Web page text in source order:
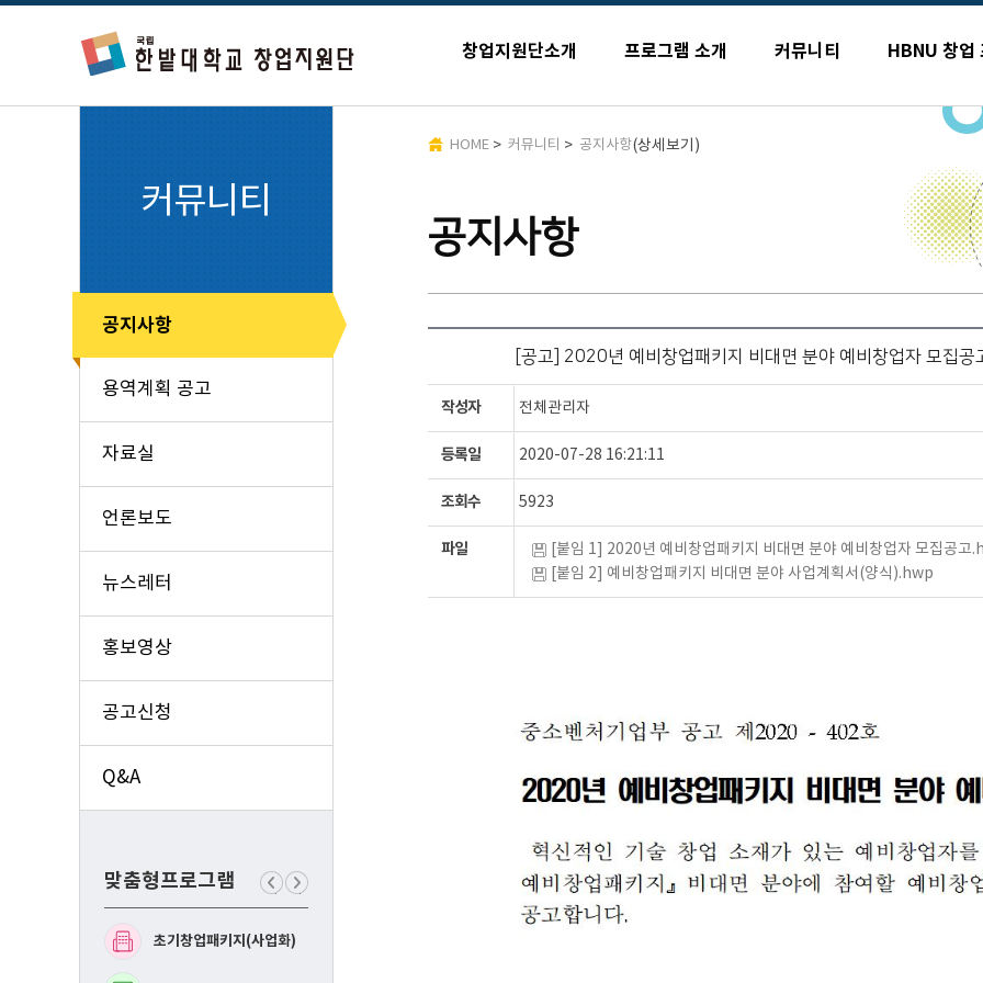
창업지원단소개 프로그램 소개 커뮤니티 HBNU 창업
커뮤니티
공지사항
용역계획 공고
자료실
언론보도
뉴스레터
홍보영상
공고신청
Q&A
맞춤형프로그램
맞
춤
맞
춤
초기창업패키지(사업화)
공지사항
HOME> 커뮤니티 > 공지사항(상세보기)
[공고] 2020년 예비창업패키지 비대면 분야 예비창업자 모집
작성자 전체관리자
등록일 2020-07-28 16:21:11
조회수 5923
파일
[붙임 1] 2020년 예비창업패키지 비대면 분야 예비창업자 모집공고
[붙임 2] 예비창업패키지 비대면 분야 사업계획서(양식).hwp